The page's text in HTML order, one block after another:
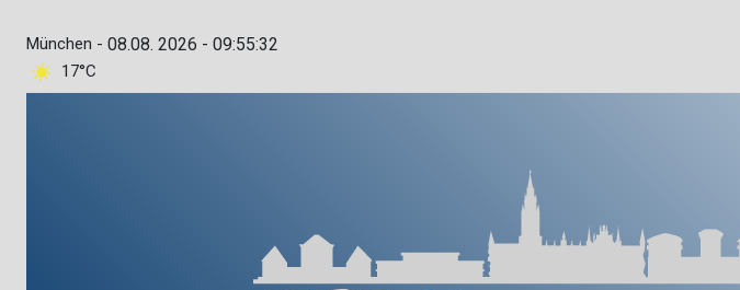
München -
17°C
08.08. 2026 - 09:55:33